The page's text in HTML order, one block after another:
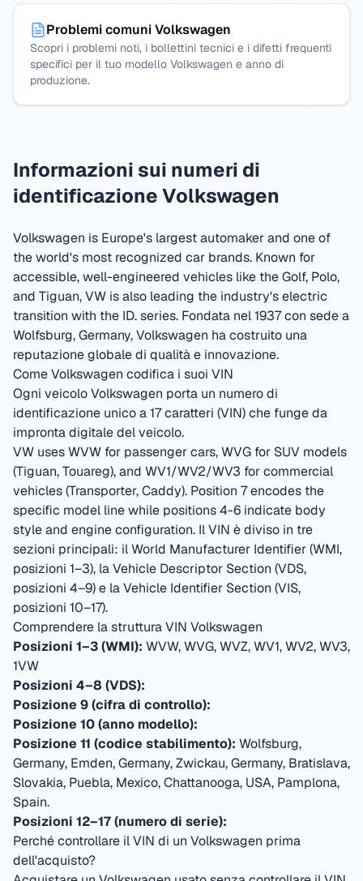
Problemi comuni Volkswagen
Scopri i problemi noti, i bollettini tecnici e i difetti frequenti
specifici per il tuo modello Volkswagen e anno di
produzione.
Informazioni sui numeri di
identificazione Volkswagen
Volkswagen is Europe's largest automaker and one of
the world's most recognized car brands. Known for
accessible, well-engineered vehicles like the Golf, Polo,
and Tiguan, VW is also leading the industry's electric
transition with the ID. series. Fondata nel 1937 con sede a
Wolfsburg, Germany,Volkswagen ha costruito una
reputazione globale di qualità e innovazione.
Come Volkswagen codifica i suoi VIN
Ogni veicolo Volkswagen porta un numero di
identificazione unico a 17 caratteri (VIN) che funge da
impronta digitale del veicolo.
VW uses WVW for passenger cars, WVG for SUV models
(Tiguan, Touareg), and WV1/WV2/WV3 for commercial
vehicles (Transporter, Caddy). Position 7 encodes the
specific model line while positions 4-6 indicate body
style and engine configuration. Il VIN è diviso in tre
sezioni principali: il World Manufacturer Identifier (WMI,
posizioni 1–3), la Vehicle Descriptor Section (VDS,
posizioni 4–9) e la Vehicle Identifier Section (VIS,
posizioni 10–17).
Comprendere la struttura VIN Volkswagen
Posizioni 1–3 (WMI): WVW, WVG, WVZ, WV1, WV2, WV3,
1VW
Posizioni 4–8 (VDS):
Posizione 9 (cifra di controllo):
Posizione 10 (anno modello):
Posizione 11 (codice stabilimento): Wolfsburg,
Germany, Emden, Germany, Zwickau, Germany, Bratislava,
Slovakia, Puebla, Mexico, Chattanooga, USA, Pamplona,
Spain.
Posizioni 12–17 (numero di serie):
Perché controllare il VIN di un Volkswagen prima
dell'acquisto?